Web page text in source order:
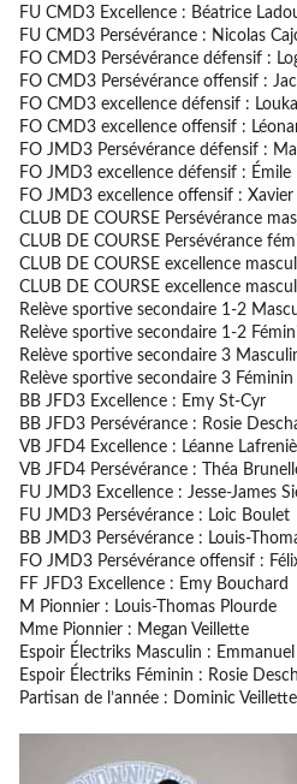
FU CMD3 Excellence : Béatrice
FU CMD3 Persévérance : Nicolas
FO CMD3 Persévérance défensif :
FO CMD3 Persévérance offensif :
FO CMD3 excellence défensif :
FO CMD3 excellence offensif :
FO JMD3 Persévérance défensif :
FO JMD3 excellence défensif : Émile
FO JMD3 excellence offensif : Xavier
CLUB DE COURSE Persévérance
CLUB DE COURSE Persévérance
CLUB DE COURSE excellence
CLUB DE COURSE excellence
Relève sportive secondaire 1-2
Relève sportive secondaire 1-2
Relève sportive secondaire 3
Relève sportive secondaire 3
BB JFD3 Excellence : Emy St-Cyr
BB JFD3 Persévérance : Rosie
VB JFD4 Excellence : Léanne
VB JFD4 Persévérance : Théa
FU JMD3 Excellence : Jesse-James
FU JMD3 Persévérance : Loic Boulet
BB JMD3 Persévérance : Louis-
FO JMD3 Persévérance offensif :
FF JFD3 Excellence : Emy Bouchard
M Pionnier : Louis-Thomas Plourde
Mme Pionnier : Megan Veillette
Espoir Électriks Masculin :
Espoir Électriks Féminin : Rosie
Partisan de l’année : Dominic Veillette